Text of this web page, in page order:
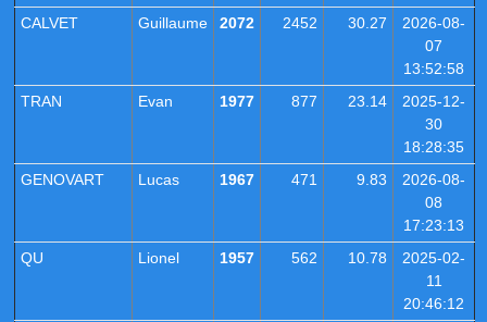
CALVET
Guillaume 2072 2452 30.27
2026-08-
07
13:52:58
TRAN
Evan 1977 877 23.14
2025-12-
30
18:28:35
GENOVART
Lucas 1967 471 9.83
2026-08-
08
17:23:13
QU
Lionel 1957 562 10.78
2025-02-
11
20:46:12